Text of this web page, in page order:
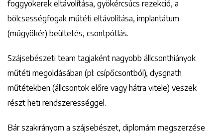
foggyökerek eltávolítása, gyökércsúcs rezekció, a
bölcsességfogak műtéti eltávolítása, implantátum
(műgyökér) beültetés, csontpótlás.
Szájsebészeti team tagjaként nagyobb állcsonthiányok
műtéti megoldásában (pl: csípőcsontból), dysgnath
műtétekben (állcsontok előre vagy hátra vitele) veszek
részt heti rendszerességgel.
Bár szakirányom a szájsebészet, diplomám megszerzése